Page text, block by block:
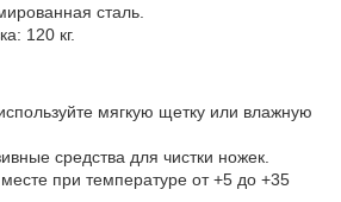
сталь.
120 кг.
мягкую щетку или влажную
средства для чистки ножек.
при температуре от +5 до +35